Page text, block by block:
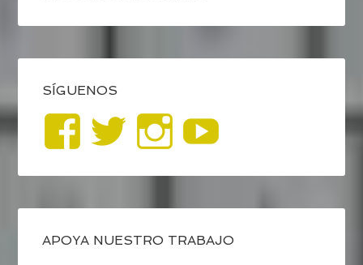
SÍGUENOS
Ver
perfil
de
blogrecursosep
Ver
perfil
de
recursosep
Ver
perfil
de
recursosep
APOYA NUESTRO TRABAJO